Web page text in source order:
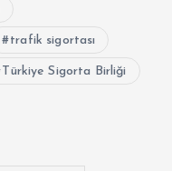
trafik sigortası
Türkiye Sigorta Birliği